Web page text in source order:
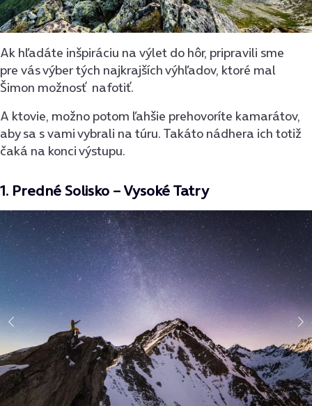
Ak hľadáte inšpiráciu na výlet do hôr, pripravili sme
pre vás výber tých najkrajších výhľadov, ktoré mal
Šimon možnosť nafotiť.
A ktovie, možno potom ľahšie prehovoríte kamarátov,
aby sa s vami vybrali na túru. Takáto nádhera ich totiž
čaká na konci výstupu.
1. Predné Solisko – Vysoké Tatry